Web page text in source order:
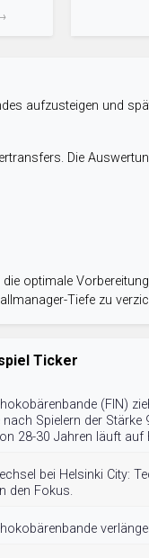
aufzusteigen und
Die
optimale
Tiefe zu
Ticker
(FIN)
nach Spielern der Stärke
28-30 Jahren läuft auf
bei Helsinki City:
den Fokus.